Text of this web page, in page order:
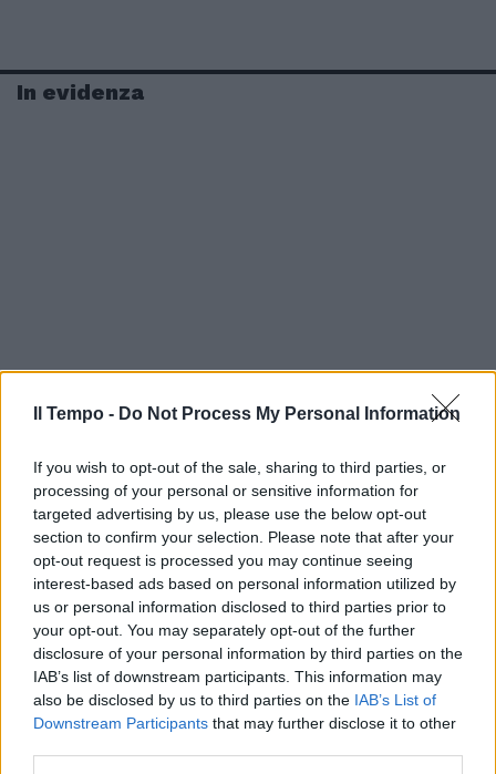
Il Tempo - Do Not Process My Personal Information
If you wish to opt-out of the sale, sharing to third parties, or
processing of your personal or sensitive information for
targeted advertising by us, please use the below opt-out
section to confirm your selection. Please note that after your
opt-out request is processed you may continue seeing
interest-based ads based on personal information utilized by
us or personal information disclosed to third parties prior to
your opt-out. You may separately opt-out of the further
disclosure of your personal information by third parties on the
IAB’s list of downstream participants. This information may
also be disclosed by us to third parties on the IAB’s List of
Downstream Participants that may further disclose it to other
In evidenza